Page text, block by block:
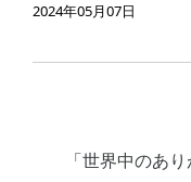
2024年05月07日
「世界中のあ